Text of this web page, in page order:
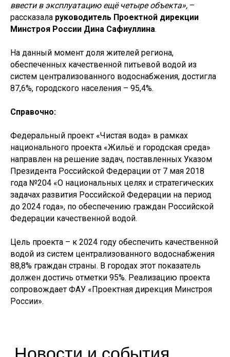
ввести в эксплуатацию ещё четыре объекта», –
рассказала руководитель Проектной дирекции
Минстроя России Дина Сафиуллина.
На данный момент доля жителей региона,
обеспеченных качественной питьевой водой из
систем централизованного водоснабжения, достигла
87,6%, городского населения – 95,4%.
Справочно:
Федеральный проект «Чистая вода» в рамках
национального проекта «Жильё и городская среда»
направлен на решение задач, поставленных Указом
Президента Российской Федерации от 7 мая 2018
года №204 «О национальных целях и стратегических
задачах развития Российской Федерации на период
до 2024 года», по обеспечению граждан Российской
Федерации качественной водой.
Цель проекта – к 2024 году обеспечить качественной
водой из систем централизованного водоснабжения
88,8% граждан страны. В городах этот показатель
должен достичь отметки 95%. Реализацию проекта
сопровождает ФАУ «Проектная дирекция Минстроя
России».
Новости и события
© ФАУ «ПРОЕКТНАЯ ДИРЕКЦИЯ
МИНСТРОЯ РОССИИ», 2022–2025